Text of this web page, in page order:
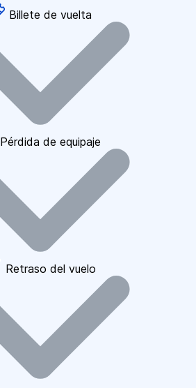
Billete de vuelta
Pérdida de equipaje
Retraso del vuelo